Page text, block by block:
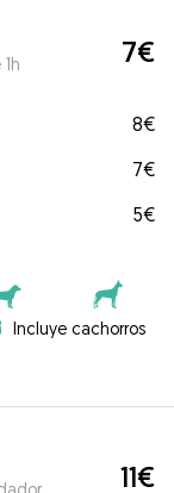
7€
8€
7€
5€
Incluye cachorros
11€